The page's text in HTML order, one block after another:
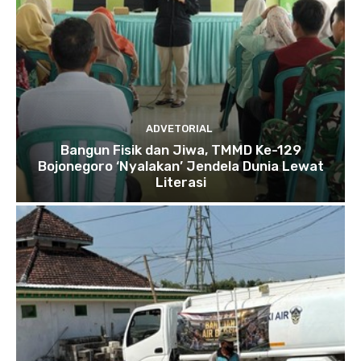
ADVETORIAL
Bangun Fisik dan Jiwa, TMMD Ke-129
Bojonegoro ‘Nyalakan’ Jendela Dunia Lewat
Literasi